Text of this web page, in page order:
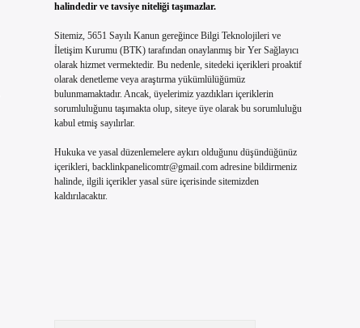
halindedir ve tavsiye niteliği taşımazlar.
Sitemiz, 5651 Sayılı Kanun gereğince Bilgi Teknolojileri ve
İletişim Kurumu (BTK) tarafından onaylanmış bir Yer Sağlayıcı
olarak hizmet vermektedir. Bu nedenle, sitedeki içerikleri proaktif
olarak denetleme veya araştırma yükümlülüğümüz
bulunmamaktadır. Ancak, üyelerimiz yazdıkları içeriklerin
sorumluluğunu taşımakta olup, siteye üye olarak bu sorumluluğu
kabul etmiş sayılırlar.
Hukuka ve yasal düzenlemelere aykırı olduğunu düşündüğünüz
içerikleri, backlinkpanelicomtr@gmail.comadresine bildirmeniz
halinde, ilgili içerikler yasal süre içerisinde sitemizden
kaldırılacaktır.